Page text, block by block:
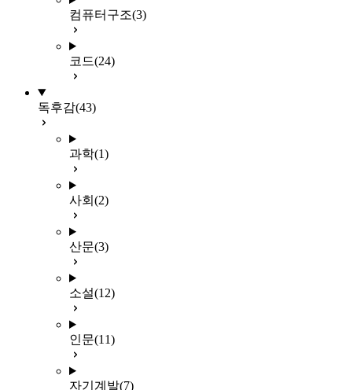
컴퓨터구조(3)
코드(24)
독후감(43)
과학(1)
사회 (2)
산문(3)
소설(12)
인문(11)
자기계발(7)